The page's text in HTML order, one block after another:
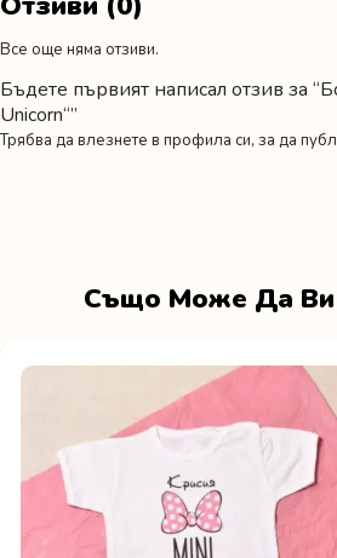
Все още няма отзиви.
Бъдете първият написал отзив за
Unicorn“”
Трябва да влезнете в профила си, за да
Също Може Да Ви